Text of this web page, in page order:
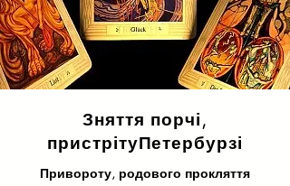
Зняття порчі,
пристрітуПетербурзі
Привороту, родового прокляття